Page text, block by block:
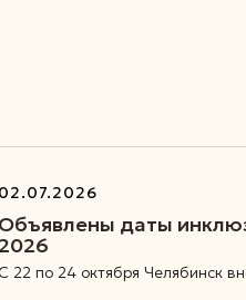
02.07.2026
Объявлены даты
2026
С 22 по 24 октября Челябинск